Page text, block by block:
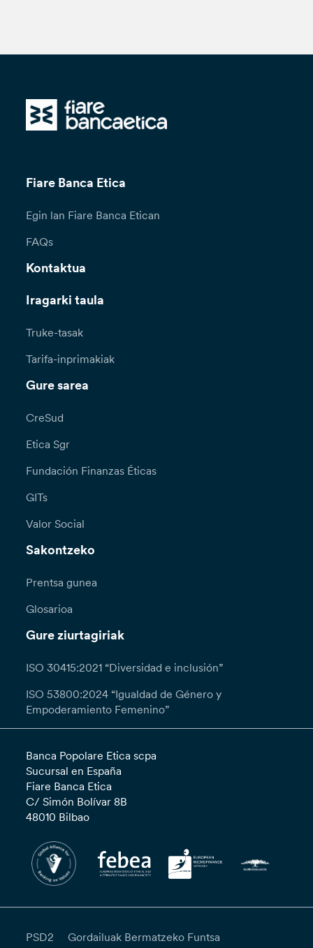
Fiare Banca Etica
Egin lan Fiare Banca Etican
FAQs
Kontaktua
Iragarki taula
Truke-tasak
Tarifa-inprimakiak
Gure sarea
CreSud
Etica Sgr
Fundación Finanzas Éticas
GITs
Valor Social
Sakontzeko
Prentsa gunea
Glosarioa
Gure ziurtagiriak
ISO 30415:2021 “Diversidad e inclusión”
ISO 53800:2024 “Igualdad de Género y
Empoderamiento Femenino”
Banca Popolare Etica scpa
Sucursal en España
Fiare Banca Etica
C/ Simón Bolívar 8B
48010 Bilbao
PSD2 Gordailuak Bermatzeko Funtsa